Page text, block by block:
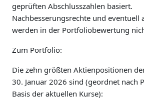
geprüften Abschlusszahlen basiert.
Nachbesserungsrechte und eventuell
werden in der Portfoliobewertung
Zum Portfolio:
Die zehn größten Aktienpositionen
30. Januar 2026 sind (geordnet nach
Basis der aktuellen Kurse):